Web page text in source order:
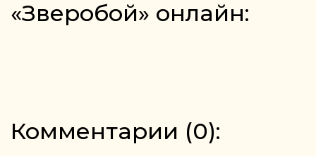
«Зверобой» онлайн:
Комментарии (0):